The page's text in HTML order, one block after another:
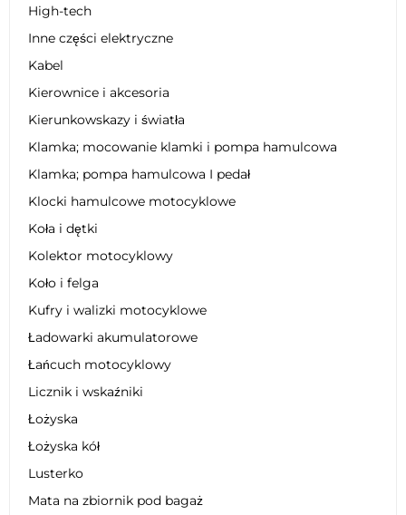
High-tech
Inne części elektryczne
Kabel
Kierownice i akcesoria
Kierunkowskazy i światła
Klamka; mocowanie klamki i pompa hamulcowa
Klamka; pompa hamulcowa I pedał
Klocki hamulcowe motocyklowe
Koła i dętki
Kolektor motocyklowy
Koło i felga
Kufry i walizki motocyklowe
Ładowarki akumulatorowe
Łańcuch motocyklowy
Licznik i wskaźniki
Łożyska
Łożyska kół
Lusterko
Mata na zbiornik pod bagaż